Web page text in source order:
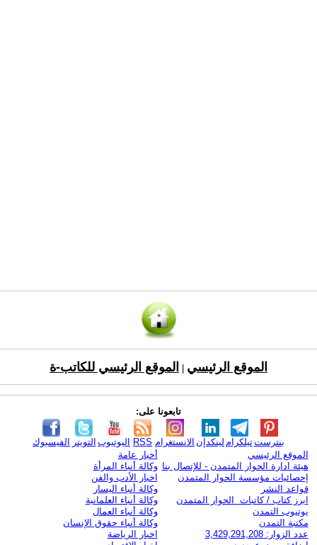
الموقع الرئيسي الموقع الرئيسي للكاتب-ة
تابعونا على:
الفيسبوك التويتر اليوتيوب RSS الانستغرام لينكدإن تيلكرامبنترست
الموقع الرئيسي
هيئة ادارة الحوار المتمدن - للإتصال بنا
إحصائيات مؤسسة الحوار المتمدن
قواعد النشر
ابرز كتاب / كاتبات الحوار المتمدن
يوتيوب التمدن
مكتبة التمدن
عدد الزوار: 3,429,291,208
أخبار عامة
وكالة أنباء المرأة
اخبار الأدب والفن
وكالة أنباء اليسار
وكالة أنباء العلمانية
وكالة أنباء العمال
وكالة أنباء حقوق الإنسان
اخبار الرياضة